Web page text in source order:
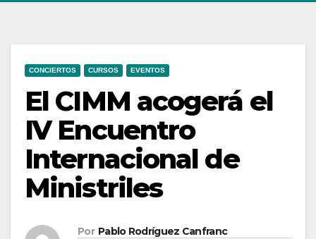
CONCIERTOS CURSOS EVENTOS
El CIMM acogerá el
IV Encuentro
Internacional de
Ministriles
Por Pablo Rodríguez Canfranc